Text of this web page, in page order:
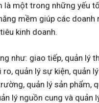
là một trong những yếu
mềm giúp các
kinh doanh.
như: giao tiếp, quản lý
quản lý sự kiện, quản
quản lý sản phẩm,
lý nguồn cung và quản